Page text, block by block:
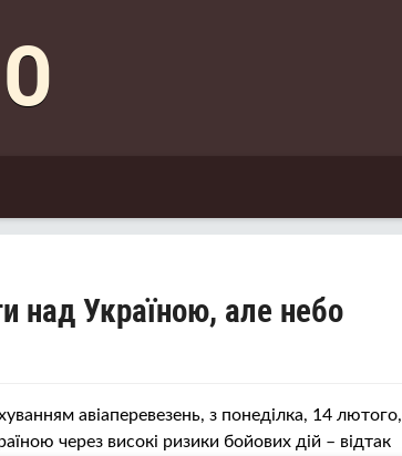
над Україною, але небо
авіаперевезень, з понеділка, 14 лютого,
через високі ризики бойових дій – відтак